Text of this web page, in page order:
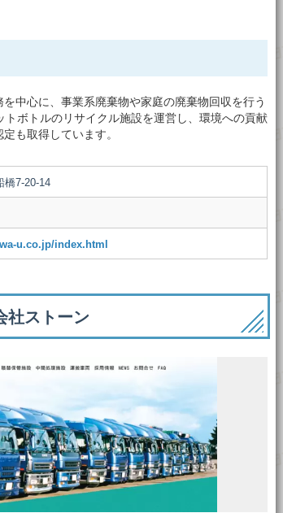
中心に、事業系廃棄物や家庭の廃棄物回収を行う
ボトルのリサイクル施設を運営し、環境への貢献
も取得しています。
橋7-20-14
u.co.jp/index.html
社ストーン